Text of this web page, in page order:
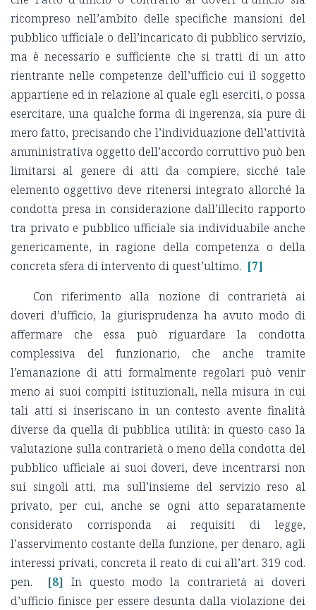
ricompreso nell’ambito delle specifiche mansioni del
pubblico ufficiale o dell’incaricato di pubblico servizio,
ma è necessario e sufficiente che si tratti di un atto
rientrante nelle competenze dell’ufficio cui il soggetto
appartiene ed in relazione al quale egli eserciti, o possa
esercitare, una qualche forma di ingerenza, sia pure di
mero fatto, precisando che l’individuazione dell’attività
amministrativa oggetto dell’accordo corruttivo può ben
limitarsi al genere di atti da compiere, sicché tale
elemento oggettivo deve ritenersi integrato allorché la
condotta presa in considerazione dall’illecito rapporto
tra privato e pubblico ufficiale sia individuabile anche
genericamente, in ragione della competenza o della
concreta sfera di intervento di quest’ultimo. [7]
Con riferimento alla nozione di contrarietà ai
doveri d’ufficio, la giurisprudenza ha avuto modo di
affermare che essa può riguardare la condotta
complessiva del funzionario, che anche tramite
l’emanazione di atti formalmente regolari può venir
meno ai suoi compiti istituzionali, nella misura in cui
tali atti si inseriscano in un contesto avente finalità
diverse da quella di pubblica utilità: in questo caso la
valutazione sulla contrarietà o meno della condotta del
pubblico ufficiale ai suoi doveri, deve incentrarsi non
sui singoli atti, ma sull’insieme del servizio reso al
privato, per cui, anche se ogni atto separatamente
considerato corrisponda ai requisiti di legge,
l’asservimento costante della funzione, per denaro, agli
interessi privati, concreta il reato di cui all’art. 319 cod.
pen.
[8] In questo modo la contrarietà ai doveri
d’ufficio finisce per essere desunta dalla violazione dei